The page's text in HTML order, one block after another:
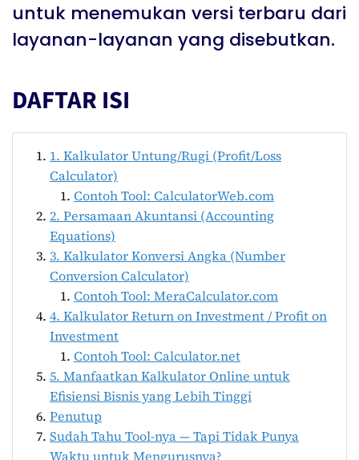
untuk menemukan versi terbaru dari
layanan-layanan yang disebutkan.
DAFTAR ISI
1. Kalkulator Untung/Rugi (Profit/Loss
Calculator)
Contoh Tool: CalculatorWeb.com
2. Persamaan Akuntansi (Accounting
Equations)
3. Kalkulator Konversi Angka (Number
Conversion Calculator)
Contoh Tool: MeraCalculator.com
4. Kalkulator Return on Investment / Profit on
Investment
Contoh Tool: Calculator.net
5. Manfaatkan Kalkulator Online untuk
Efisiensi Bisnis yang Lebih Tinggi
Penutup
Sudah Tahu Tool-nya — Tapi Tidak Punya
Waktu untuk Mengurusnya?